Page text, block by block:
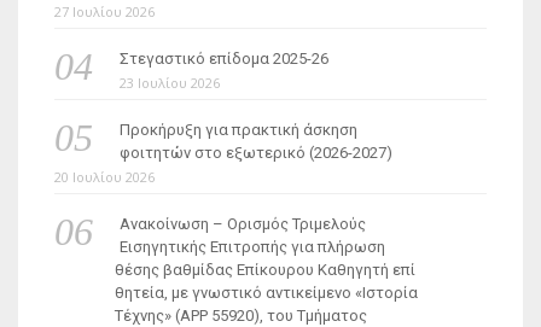
27 Ιουλίου 2026
Στεγαστικό επίδομα 2025-26
23 Ιουλίου 2026
Προκήρυξη για πρακτική άσκηση
φοιτητών στο εξωτερικό (2026-2027)
20 Ιουλίου 2026
Ανακοίνωση – Ορισμός Τριμελούς
Εισηγητικής Επιτροπής για πλήρωση
θέσης βαθμίδας Επίκουρου Καθηγητή επί
θητεία, με γνωστικό αντικείμενο «Ιστορία
Τέχνης» (ΑΡΡ 55920), του Τμήματος